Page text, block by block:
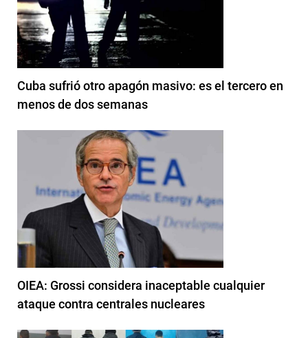
Cuba sufrió otro apagón masivo: es el tercero en
menos de dos semanas
OIEA: Grossi considera inaceptable cualquier
ataque contra centrales nucleares